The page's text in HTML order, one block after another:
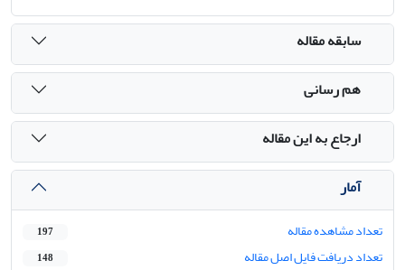
سابقه مقاله
هم رسانی
ارجاع به این مقاله
آمار
تعداد مشاهده مقاله 197
تعداد دریافت فایل اصل مقاله 148